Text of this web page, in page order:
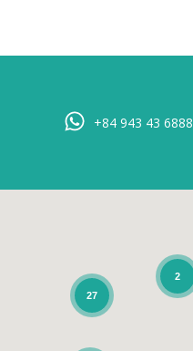
+84 943 43 6888
2
27